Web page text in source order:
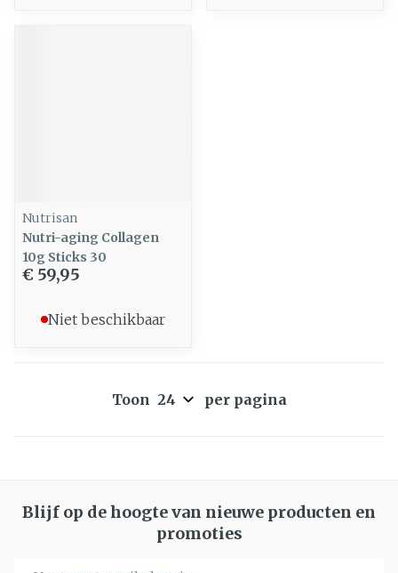
Nutrisan
Nutri-aging Collagen
10g Sticks 30
€ 59,95
Niet beschikbaar
Toon per pagina
Blijf op de hoogte van nieuwe producten en
promoties